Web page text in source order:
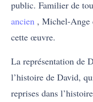
public. Familier de
ancien , Michel-Ange
cette œuvre.
La représentation de
l’histoire de David,
reprises dans